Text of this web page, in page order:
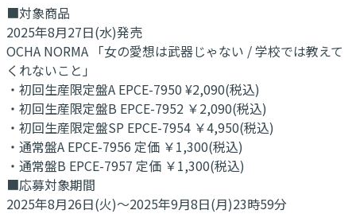
■対象商品
2025年8月27日(水)発売
OCHA NORMA 「女の愛想は武器じゃない / 学校では教えて
くれないこと」
・初回生産限定盤A EPCE-7950 ¥2,090(税込)
・初回生産限定盤B EPCE-7952 ￥2,090(税込)
・初回生産限定盤SP EPCE-7954 ￥4,950(税込)
・通常盤A EPCE-7956 定価 ￥1,300(税込)
・通常盤B EPCE-7957 定価 ￥1,300(税込)
■応募対象期間
2025年8月26日(火)～2025年9月8日(月)23時59分